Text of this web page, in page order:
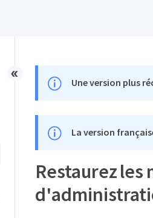
Une version plus
La version
Restaurez